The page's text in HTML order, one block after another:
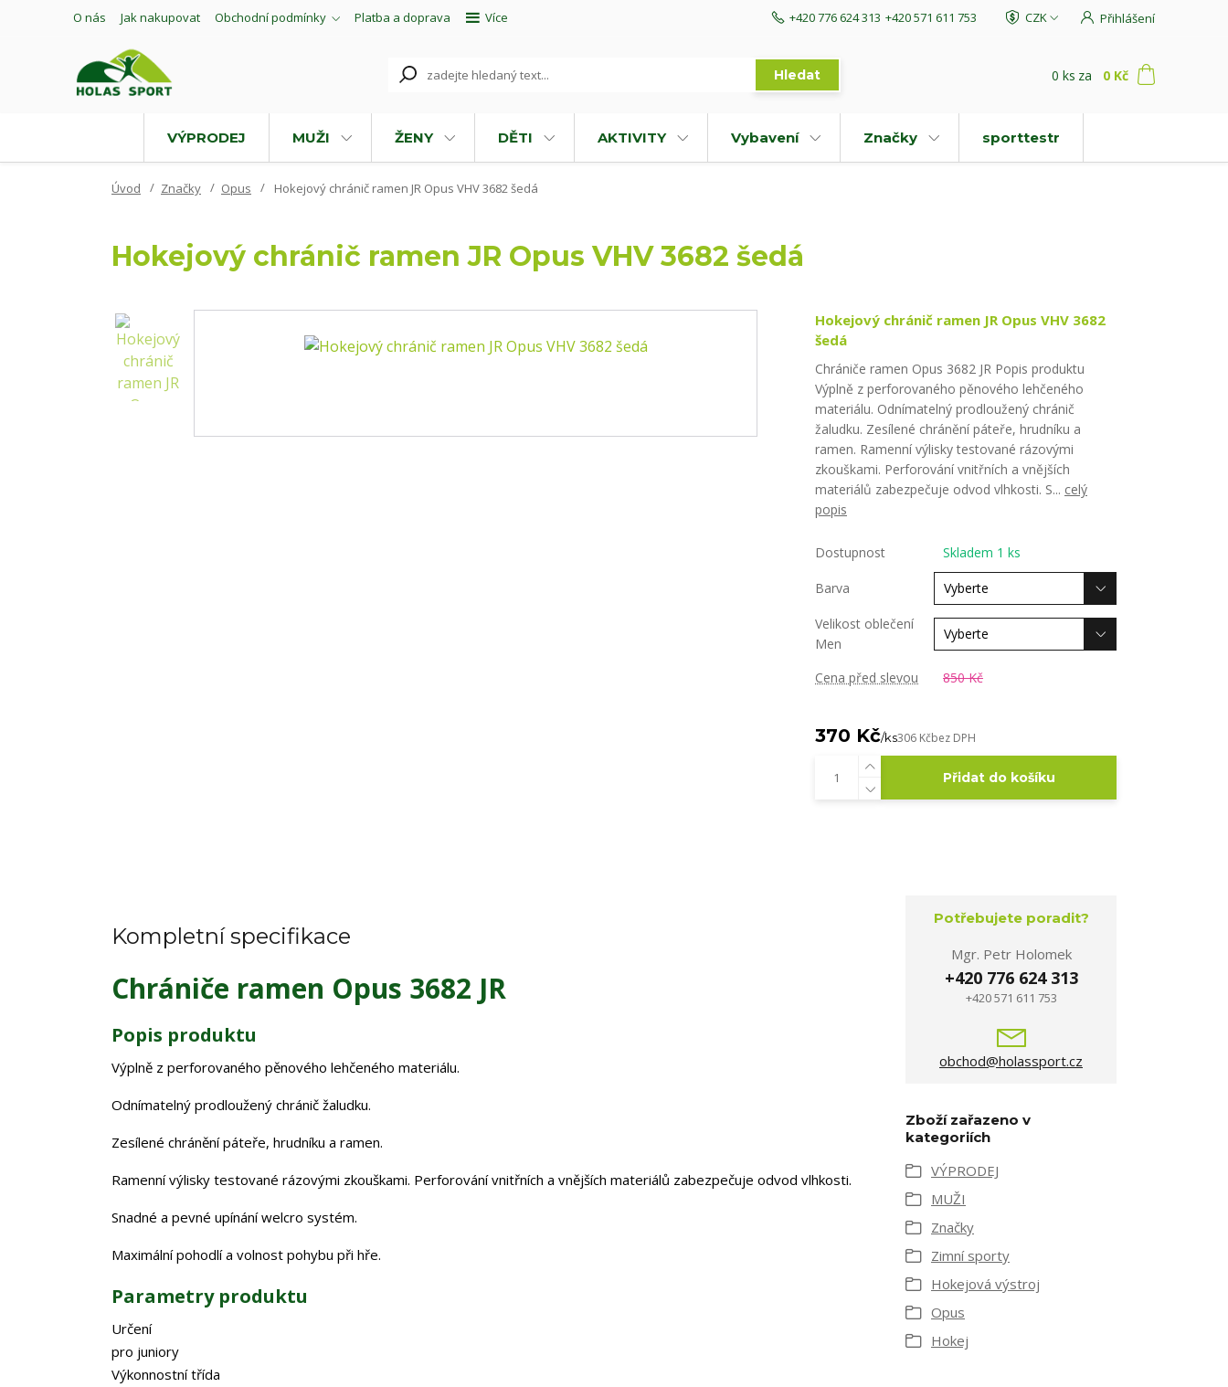
O nás Jak nakupovat Obchodní podmínky Platba a doprava Více CZK Přihlášení
Hledat
+420 776 624 313 +420 571 611 753
0 ks za 0 Kč
VÝPRODEJ MUŽI ŽENY DĚTI AKTIVITY Vybavení Značky sporttestr
Úvod Značky Opus Hokejový chránič ramen JR Opus VHV 3682 šedá
Hokejový chránič ramen JR Opus VHV 3682 šedá
Hokejový chránič ramen JR Opus VHV 3682
šedá
Chrániče ramen Opus 3682 JR Popis produktu
Výplně z perforovaného pěnového lehčeného
materiálu. Odnímatelný prodloužený chránič
žaludku. Zesílené chránění páteře, hrudníku a
ramen. Ramenní výlisky testované rázovými
zkouškami. Perforování vnitřních a vnějších
materiálů zabezpečuje odvod vlhkosti. S... celý
popis
Dostupnost Skladem 1 ks
Barva
Velikost oblečení
Men
Cena před slevou
850 Kč
370 Kč/ks306 Kčbez DPH
Přidat do košíku
Kompletní specifikace
Chrániče ramen Opus 3682 JR
Popis produktu
Výplně z perforovaného pěnového lehčeného materiálu.
Odnímatelný prodloužený chránič žaludku.
Zesílené chránění páteře, hrudníku a ramen.
Ramenní výlisky testované rázovými zkouškami. Perforování vnitřních a vnějších materiálů zabezpečuje odvod vlhkosti.
Snadné a pevné upínání welcro systém.
Maximální pohodlí a volnost pohybu při hře.
Parametry produktu
Určení
pro juniory
Výkonnostní třída
Potřebujete poradit?
Mgr. Petr Holomek
+420 776 624 313
+420 571 611 753
obchod@holassport.cz
Zboží zařazeno v
kategoriích
VÝPRODEJ
MUŽI
Značky
Zimní sporty
Hokejová výstroj
Opus
Hokej